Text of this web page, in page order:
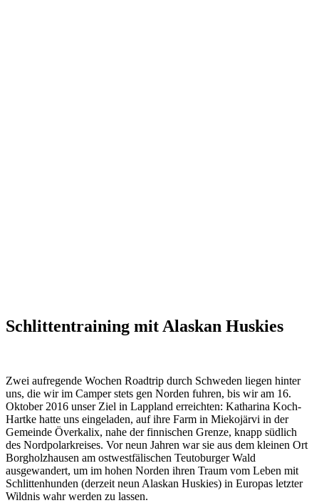
Schlittentraining mit Alaskan Huskies
Zwei aufregende Wochen Roadtrip durch Schweden liegen hinter
uns, die wir im Camper stets gen Norden fuhren, bis wir am 16.
Oktober 2016 unser Ziel in Lappland erreichten: Katharina Koch-
Hartke hatte uns eingeladen, auf ihre Farm in Miekojärvi in der
Gemeinde Överkalix, nahe der finnischen Grenze, knapp südlich
des Nordpolarkreises. Vor neun Jahren war sie aus dem kleinen Ort
Borgholzhausen am ostwestfälischen Teutoburger Wald
ausgewandert, um im hohen Norden ihren Traum vom Leben mit
Schlittenhunden (derzeit neun Alaskan Huskies) in Europas letzter
Wildnis wahr werden zu lassen.